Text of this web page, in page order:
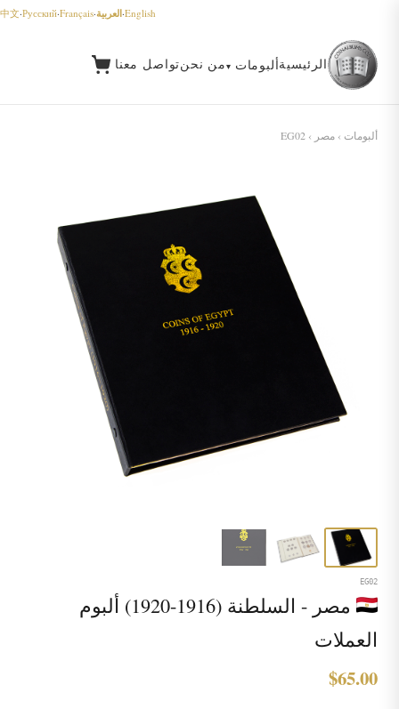
English
·العربية·
Français
·
Русский
·
中文
الرئيسيةألبومات من نحنتواصل معنا
ألبومات › مصر › EG02
EG02
مصر - السلطنة (1916-1920) ألبوم
العملات
$65.00